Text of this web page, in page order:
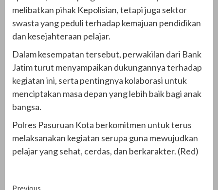
melibatkan pihak Kepolisian, tetapi juga sektor
swasta yang peduli terhadap kemajuan pendidikan
dan kesejahteraan pelajar.
Dalam kesempatan tersebut, perwakilan dari Bank
Jatim turut menyampaikan dukungannya terhadap
kegiatan ini, serta pentingnya kolaborasi untuk
menciptakan masa depan yang lebih baik bagi anak
bangsa.
Polres Pasuruan Kota berkomitmen untuk terus
melaksanakan kegiatan serupa guna mewujudkan
pelajar yang sehat, cerdas, dan berkarakter. (Red)
Previous